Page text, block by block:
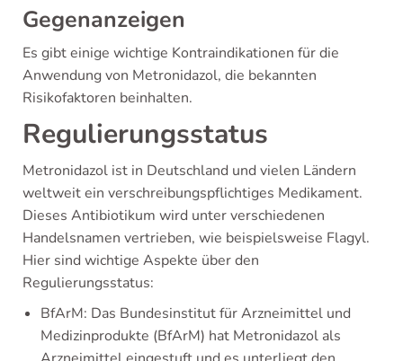
Gegenanzeigen
Es gibt einige wichtige Kontraindikationen für die
Anwendung von Metronidazol, die bekannten
Risikofaktoren beinhalten.
Regulierungsstatus
Metronidazol ist in Deutschland und vielen Ländern
weltweit ein verschreibungspflichtiges Medikament.
Dieses Antibiotikum wird unter verschiedenen
Handelsnamen vertrieben, wie beispielsweise Flagyl.
Hier sind wichtige Aspekte über den
Regulierungsstatus:
BfArM: Das Bundesinstitut für Arzneimittel und
Medizinprodukte (BfArM) hat Metronidazol als